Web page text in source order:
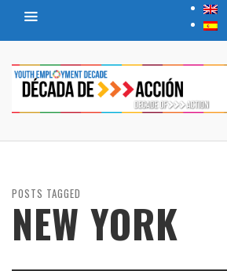
POSTS TAGGED
NEW YORK